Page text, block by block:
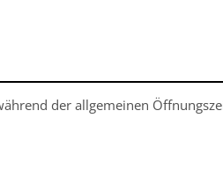
der allgemeinen